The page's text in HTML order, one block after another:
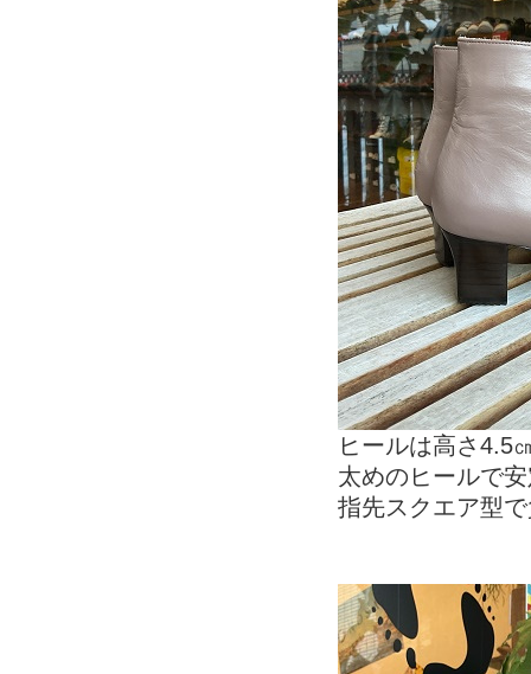
ヒールは高さ4.5
太めのヒールで
指先スクエア型